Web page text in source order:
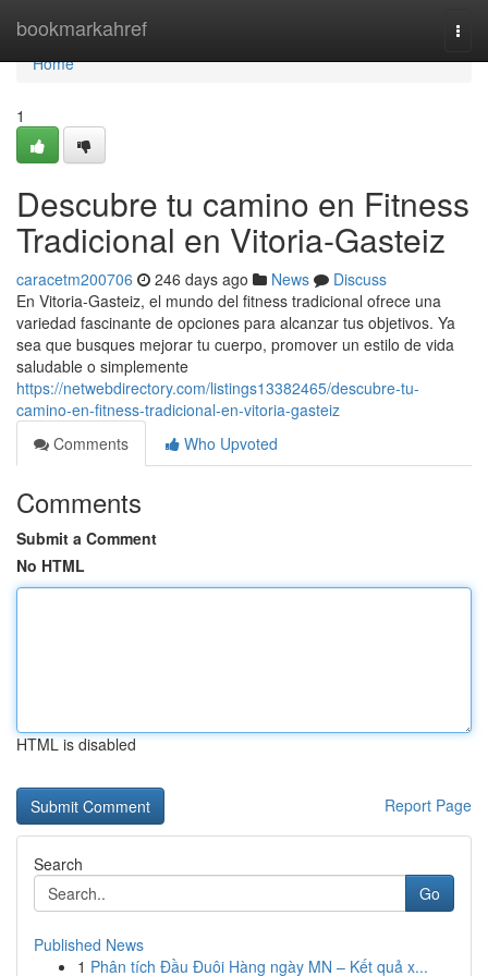
bookmarkahref
Home
Home
1
Descubre tu camino en Fitness
Tradicional en Vitoria-Gasteiz
caracetm200706 246 days ago News
Discuss
En Vitoria-Gasteiz, el mundo del fitness tradicional ofrece una
variedad fascinante de opciones para alcanzar tus objetivos. Ya
sea que busques mejorar tu cuerpo, promover un estilo de vida
saludable o simplemente
https://netwebdirectory.com/listings13382465/descubre-tu-
camino-en-fitness-tradicional-en-vitoria-gasteiz
Comments
Who Upvoted
Comments
Submit a Comment
No HTML
HTML is disabled
Report Page
Search
Go
Published News
1 Phân tích Đầu Đuôi Hàng ngày MN – Kết quả x...